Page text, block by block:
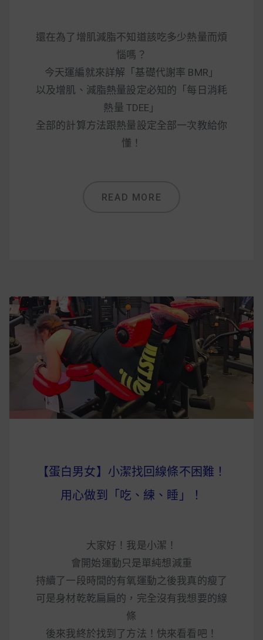
還在為了增肌減脂不知道該吃多少熱量而煩
惱嗎？
今天運編就來詳解「基礎代謝率 BMR」
以及增肌、減脂熱量設定必知的「每日消耗
熱量 TDEE」
全部的計算方法跟熱量設定全部一次教給你
懂！
READ MORE
【蛋白男女】小潔找回線條不困難！
用心做到「吃、練、睡」！
大家好！我是小潔！
會開始運動只是單純想減重
持續了一段時間的有氧運動之後我真的瘦了
可是身材乾乾扁扁的，完全沒有我想要的線
條
後來我終於找到了方法！快來看看吧！